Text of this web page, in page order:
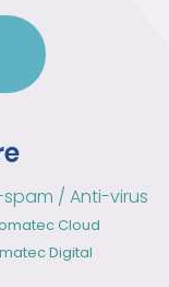
/ Anti-virus
Cloud
Digital